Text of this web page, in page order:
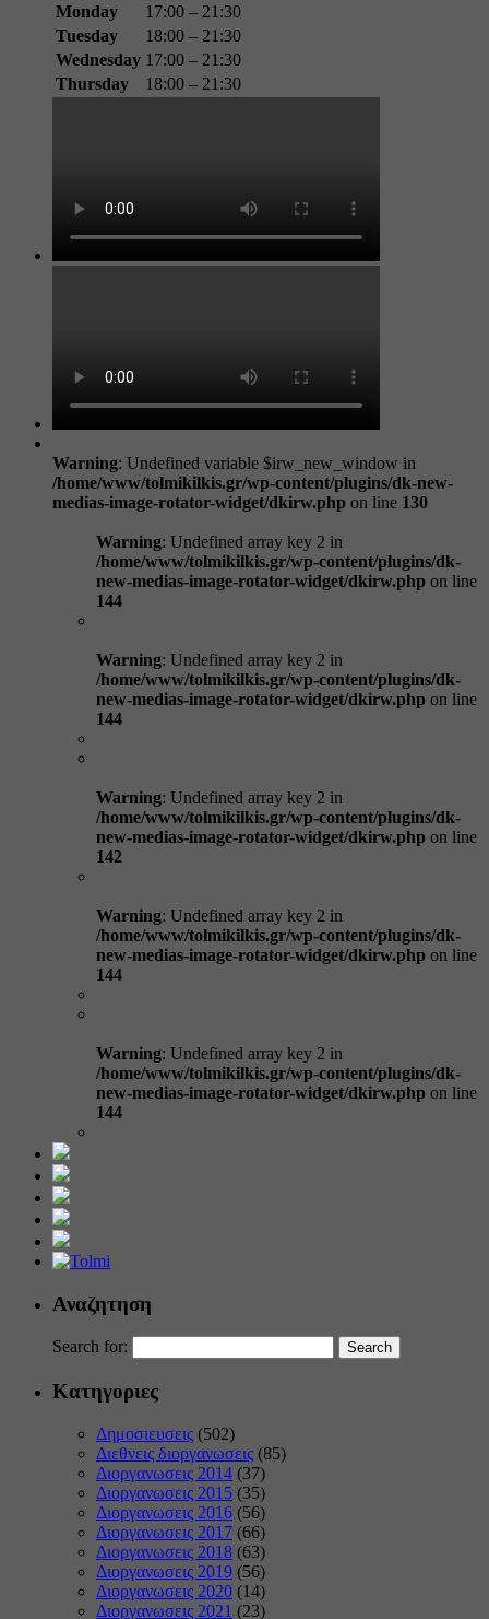
Monday
17:00 – 21:30
Tuesday
18:00 – 21:30
Wednesday 17:00 – 21:30
Thursday
18:00 – 21:30
Warning: Undefined variable $irw_new_window in
/home/www/tolmikilkis.gr/wp-content/plugins/dk-new-
medias-image-rotator-widget/dkirw.php on line 130
Warning: Undefined array key 2 in
/home/www/tolmikilkis.gr/wp-content/plugins/dk-
new-medias-image-rotator-widget/dkirw.php on line
144
Warning: Undefined array key 2 in
/home/www/tolmikilkis.gr/wp-content/plugins/dk-
new-medias-image-rotator-widget/dkirw.php on line
144
Warning: Undefined array key 2 in
/home/www/tolmikilkis.gr/wp-content/plugins/dk-
new-medias-image-rotator-widget/dkirw.php on line
142
Warning: Undefined array key 2 in
/home/www/tolmikilkis.gr/wp-content/plugins/dk-
new-medias-image-rotator-widget/dkirw.php on line
144
Warning: Undefined array key 2 in
/home/www/tolmikilkis.gr/wp-content/plugins/dk-
new-medias-image-rotator-widget/dkirw.php on line
144
Αναζητηση
Search for:
Κατηγοριες
Δημοσιευσεις (502)
Διεθνεις διοργανωσεις (85)
Διοργανωσεις 2014 (37)
Διοργανωσεις 2015 (35)
Διοργανωσεις 2016 (56)
Διοργανωσεις 2017 (66)
Διοργανωσεις 2018 (63)
Διοργανωσεις 2019 (56)
Διοργανωσεις 2020 (14)
Διοργανωσεις 2021 (23)